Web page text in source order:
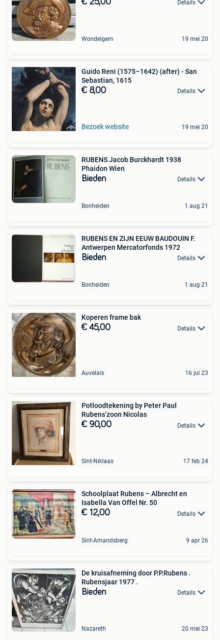
€ 25,00 Details
Wondelgem 19 mei 20
Guido Reni (1575–1642) (after) - San
Sebastian, 1615
€ 8,00 Details
Bezoek website 19 mei 20
RUBENS Jacob Burckhardt 1938
Phaidon Wien
Bieden Details
Bonheiden 1 aug 21
RUBENS EN ZIJN EEUW BAUDOUIN F.
Antwerpen Mercatorfonds 1972
Bieden Details
Bonheiden 1 aug 21
Koperen frame bak
€ 45,00 Details
Auvelais 16 jul 23
Potloodtekening by Peter Paul
Rubens’zoon Nicolas
€ 90,00 Details
Sint-Niklaas 17 feb 24
Schoolplaat Rubens – Albrecht en
Isabella Van Offel Nr. 50
€ 12,00 Details
Sint-Amandsberg 9 apr 26
De kruisafneming door P.P.Rubens .
Rubensjaar 1977 .
Bieden Details
Nazareth 20 mei 23